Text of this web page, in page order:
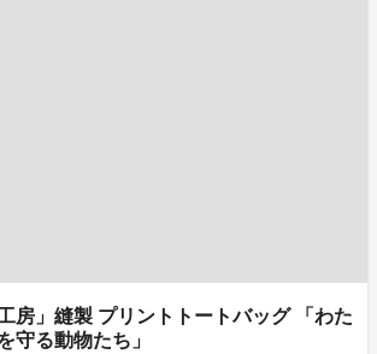
房」縫製 プリントトートバッグ 「わた
守る動物たち」